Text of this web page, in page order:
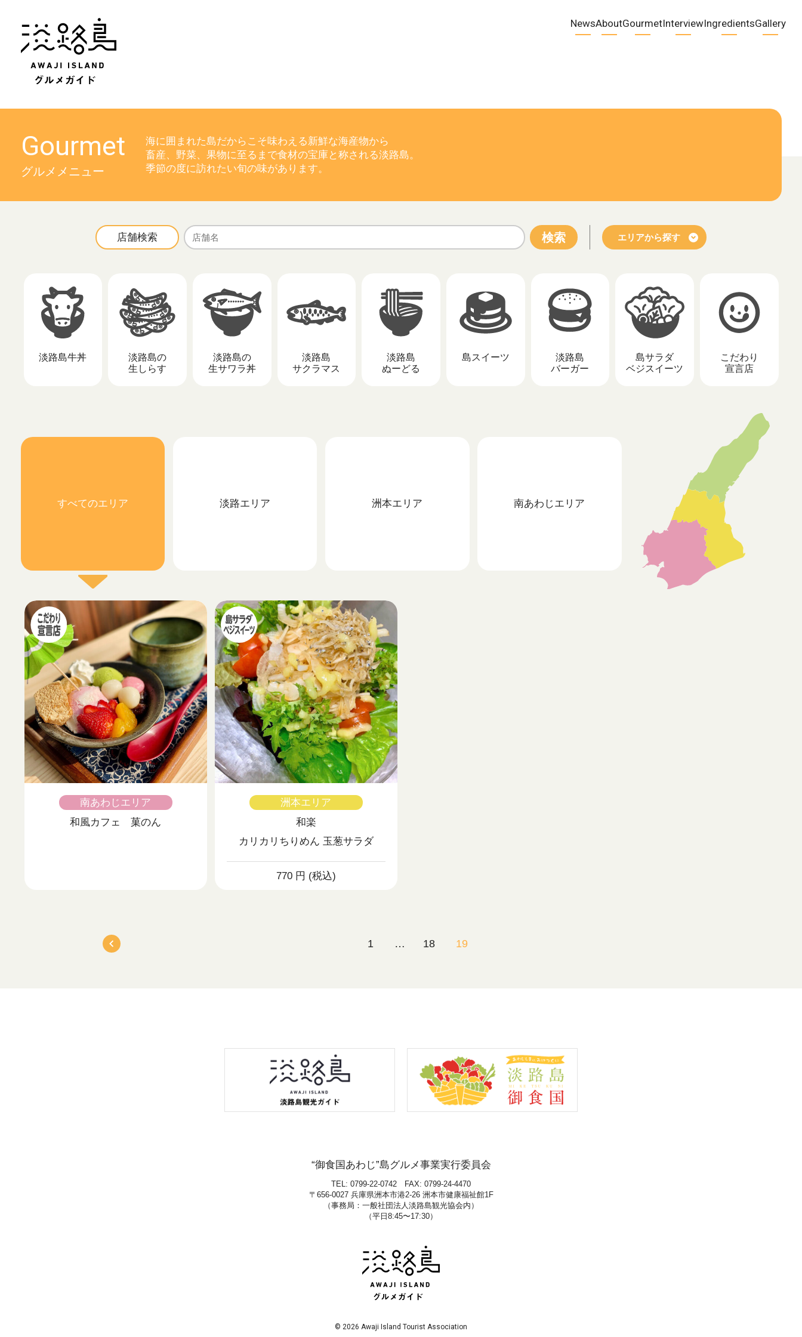
NewsAboutGourmetInterviewIngredientsGallery
Gourmet
グルメメニュー
海に囲まれた島だからこそ味わえる新鮮な海産物から
畜産、野菜、果物に至るまで食材の宝庫と称される淡路島。
季節の度に訪れたい旬の味があります。
店舗検索 検索 エリアから探す
淡路島牛丼
淡路島の
生しらす
淡路島の
生サワラ丼
淡路島
サクラマス
淡路島
ぬーどる
島スイーツ
淡路島
バーガー
島サラダ
ベジスイーツ
こだわり
宣言店
すべてのエリア 淡路エリア 洲本エリア 南あわじエリア
南あわじエリア
和風カフェ 菓のん
洲本エリア
和楽
カリカリちりめん 玉葱サラダ
770 円 (税込)
1 … 18 19
“御食国あわじ”島グルメ事業実行委員会
TEL: 0799-22-0742 FAX: 0799-24-4470
〒656-0027 兵庫県洲本市港2-26 洲本市健康福祉館1F
（事務局：一般社団法人淡路島観光協会内）
（平日8:45〜17:30）
© 2026 Awaji Island Tourist Association